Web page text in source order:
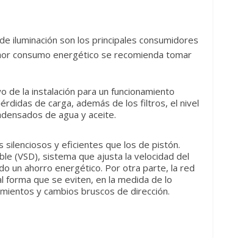
iluminación son los principales consumidores
consumo energético se recomienda tomar
de la instalación para un funcionamiento
de carga, además de los filtros, el nivel
de agua y aceite.
y eficientes que los de pistón.
(VSD), sistema que ajusta la velocidad del
un ahorro energético. Por otra parte, la red
que se eviten, en la medida de lo
y cambios bruscos de dirección.